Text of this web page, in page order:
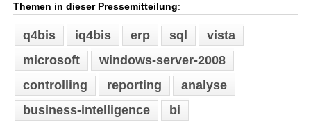
Themen in dieser Pressemitteilung:
q4bis iq4bis erp sql
vista
microsoft
windows-server-2008
controlling
reporting
analyse
business-intelligence
bi